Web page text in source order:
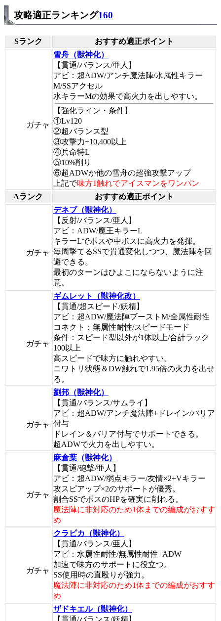
攻略適正ランキング160
Sランク おすすめ適正ポイント
ガチャ
雪舟（獣神化）
【貫通/バランス/亜人】
アビ：超ADW/アンチ魔法陣/水属性キラー
M/SSアクセル
水キラーMの効果で高火力を出しやすい。
【強化ライン・条件】
①Lv120
②超バランス型
③攻撃力+10,400以上
④兵命特L
⑤10%削り
⑥超ADWか他の雪舟の超強攻撃アップ
上記で味方1触れでアイスマンをワンパン
Aランク
おすすめ適正ポイント
ガチャ
デネブ（獣神化）
【反射/バランス/亜人】
アビ：ADW/魔王キラーL
キラーLでボスや中ボスに高火力を発揮。
毎周撃てるSSで貫通変化しつつ、魔法陣を回
避できる。
最初のターンはひよこにならないように注
意。
ガチャ
ギムレット（獣神化改）
【貫通/超スピード/妖精】
アビ：超ADW/魔法陣ブーストM/全属性耐性
コネクト：無属性耐性/スピードモード
条件：スピード型以外が1体以上/合計ラック
100以上
高スピードで味方に触れやすい。
ニワトリ状態＆DW触れで1.95倍の火力を出せ
る。
ガチャ
劉邦（獣神化）
【貫通/バランス/サムライ】
アビ：超ADW/アンチ魔法陣+ドレイン/バリア
付与
ドレイン＆バリア付与でサポートできる。
超ADWで火力を出しやすい。
ガチャ
麻倉葉（獣神化）
【貫通/砲撃/亜人】
アビ：超ADW/弱点キラー/友情×2+Vキラー
攻スピアップ×2のサポートが優秀。
割合SSでボスのHPを確実に削れる。
魔法陣に非対応のため1体までの編成がおすす
め
ガチャ
クラピカ（獣神化）
【貫通/バランス/亜人】
アビ：水属性耐性/無属性耐性+ADW
加速で味方のサポートに役立つ。
SS使用時の直殴りが強力。
魔法陣に非対応のため1体までの編成がおすす
め
ザドキエル（獣神化）
【貫通/バランス/妖精】